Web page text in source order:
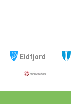
Eidfjord